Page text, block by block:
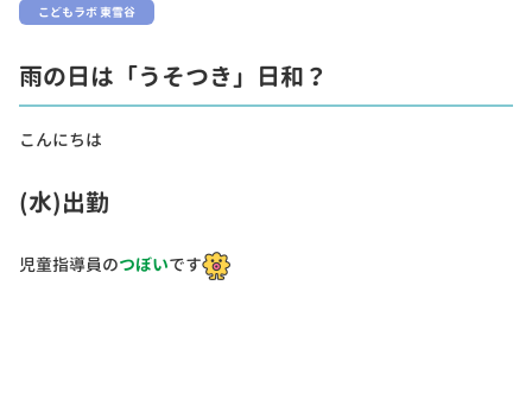
こどもラボ 東雪谷
雨の日は「うそつき」日和？
こんにちは
(水)出勤
児童指導員のつぼいです